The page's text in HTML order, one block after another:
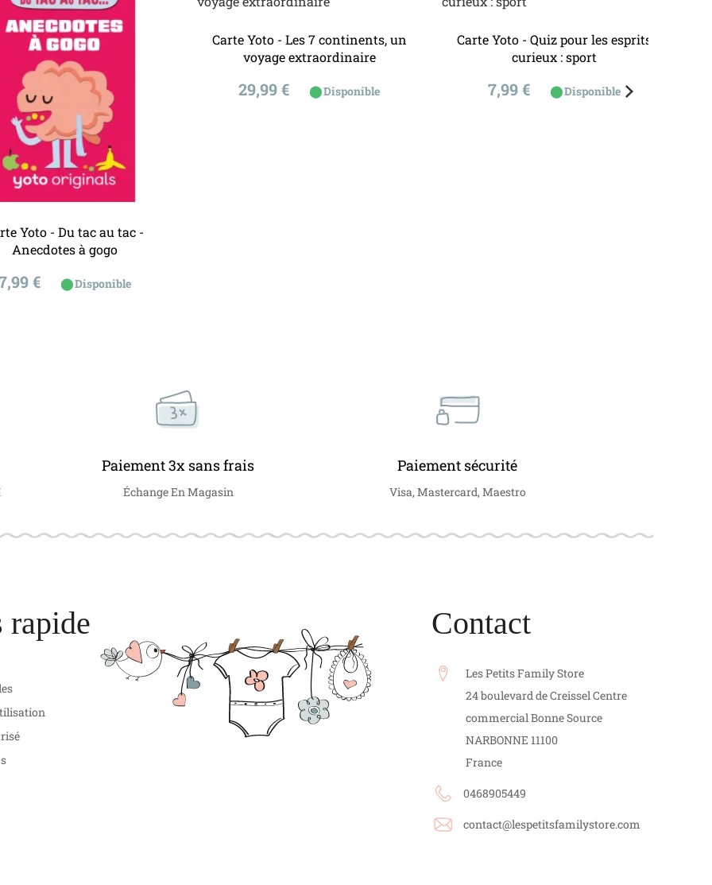
Yoto - Du tac au tac -
Anecdotes à gogo
€ ⬤Disponible
Ajouter au panier
Carte Yoto - Les 7 continents, un
voyage extraordinaire
Prix
29,99 € ⬤Disponible
Carte Yoto - Quiz pour les esprits
curieux : sport
Prix
7,99 € ⬤Disponible
Next
Paiement 3x sans frais
Échange En Magasin
Paiement sécurité
Visa, Mastercard, Maestro
rapide Contact
Les Petits Family Store
24 boulevard de Creissel Centre
commercial Bonne Source
NARBONNE 11100
France
0468905449
contact@lespetitsfamilystore.com